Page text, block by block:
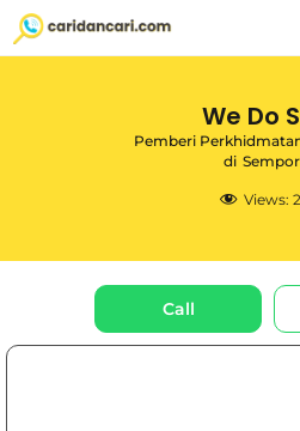
We Do
Pemberi
di
Views:
Call